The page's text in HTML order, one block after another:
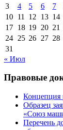
3
4 5 6 7
10 11 12 13 14
17 18 19 20 21
24 25 26 27 28
31
« Июл
Правовые
Концепция
Образец
«Союз
Перечень